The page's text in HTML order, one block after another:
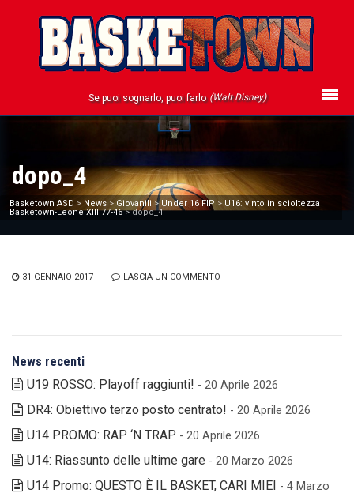
Se puoi sognarlo, puoi farlo (Walt Disney)
dopo_4
Basketown ASD > News > Giovanili > Under 16 FIP > U16: vinto in scioltezza
Basketown-Leone XIII 77-46>dopo_4
31 GENNAIO 2017 LASCIA UN COMMENTO
News recenti
U19 ROSSO: Playoff raggiunti! - 20 Aprile 2026
DR4: Obiettivo terzo posto centrato! - 20 Aprile 2026
U14 PROMO: RAP ‘N TRAP - 20 Aprile 2026
U14: Riassunto delle ultime gare - 20 Marzo 2026
U14 Promo: QUESTO È IL BASKET, CARI MIEI - 4 Marzo